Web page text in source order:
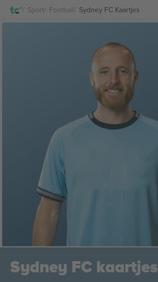
Sport Football Sydney FC KaartjesLog in
Sydney FC kaartjes